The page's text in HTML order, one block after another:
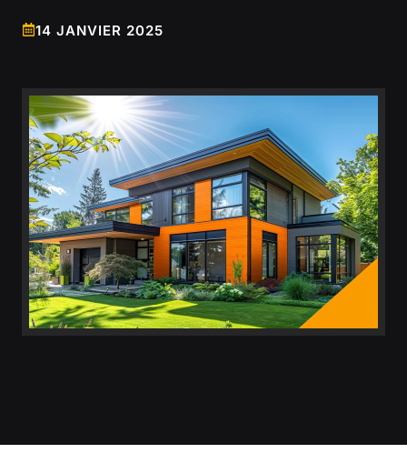
14 JANVIER 2025